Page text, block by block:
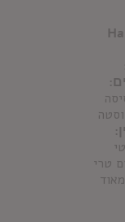
טרי